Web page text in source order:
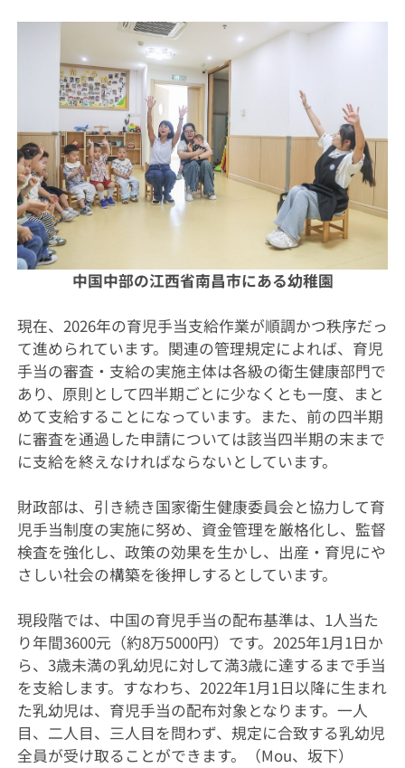
中国中部の江西省南昌市にある幼稚園
現在、2026年の育児手当支給作業が順調かつ秩序だっ
て進められています。関連の管理規定によれば、育児
手当の審査・支給の実施主体は各級の衛生健康部門で
あり、原則として四半期ごとに少なくとも一度、まと
めて支給することになっています。また、前の四半期
に審査を通過した申請については該当四半期の末まで
に支給を終えなければならないとしています。
財政部は、引き続き国家衛生健康委員会と協力して育
児手当制度の実施に努め、資金管理を厳格化し、監督
検査を強化し、政策の効果を生かし、出産・育児にや
さしい社会の構築を後押しするとしています。
現段階では、中国の育児手当の配布基準は、1人当た
り年間3600元（約8万5000円）です。2025年1月1日か
ら、3歳未満の乳幼児に対して満3歳に達するまで手当
を支給します。すなわち、2022年1月1日以降に生まれ
た乳幼児は、育児手当の配布対象となります。一人
目、二人目、三人目を問わず、規定に合致する乳幼児
全員が受け取ることができます。‌‌（Mou、坂下）